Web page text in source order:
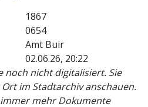
1867
0654
Amt Buir
02.06.26, 20:22
noch nicht digitalisiert. Sie
im Stadtarchiv anschauen.
mehr Dokumente